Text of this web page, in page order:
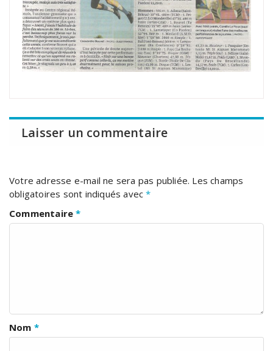
Laisser un commentaire
Votre adresse e-mail ne sera pas publiée. Les champs
obligatoires sont indiqués avec*
Commentaire*
Nom *